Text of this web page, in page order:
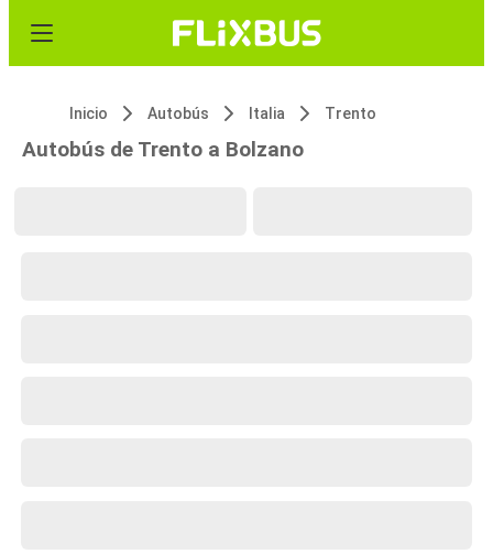
Inicio Autobús Italia Trento
Autobús de Trento a Bolzano